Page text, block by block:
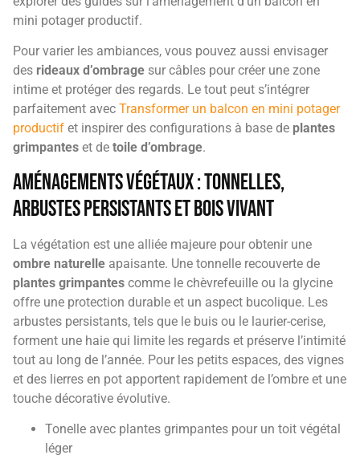
mini potager productif.
Pour varier les ambiances, vous pouvez aussi envisager
des rideaux d’ombrage sur câbles pour créer une zone
intime et protéger des regards. Le tout peut s’intégrer
parfaitement avec Transformer un balcon en mini potager
productif et inspirer des configurations à base de plantes
grimpantes et de toile d’ombrage.
Aménagements végétaux : tonnelles,
arbustes persistants et bois vivant
La végétation est une alliée majeure pour obtenir une
ombre naturelle apaisante. Une tonnelle recouverte de
plantes grimpantes comme le chèvrefeuille ou la glycine
offre une protection durable et un aspect bucolique. Les
arbustes persistants, tels que le buis ou le laurier-cerise,
forment une haie qui limite les regards et préserve l’intimité
tout au long de l’année. Pour les petits espaces, des vignes
et des lierres en pot apportent rapidement de l’ombre et une
touche décorative évolutive.
Tonelle avec plantes grimpantes pour un toit végétal
léger